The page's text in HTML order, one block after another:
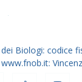
dei
Biologi: codice